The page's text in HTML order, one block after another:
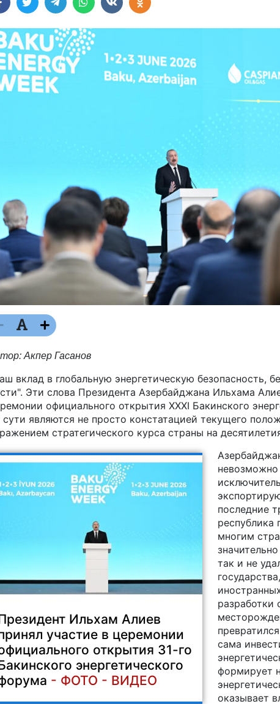
Акпер Гасанов
вклад в глобальную энергетическую безопасность,
Эти слова Президента Азербайджана Ильхама
официального открытия XXXI Бакинского
сути являются не просто констатацией текущего
стратегического курса страны на
Ильхам Алиев
участие в церемонии
открытия 31-го
энергетического
- ФОТО - ВИДЕО
невозможно
последние
республика
многим
так и не
разработки
сама
формирует
оказывает